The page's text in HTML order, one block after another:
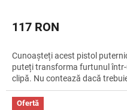
117 RON
Cunoașteți acest pistol
puteți transforma furtunul
clipă. Nu contează dacă
Ofertă